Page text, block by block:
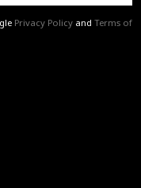
Privacy Policy and Terms of